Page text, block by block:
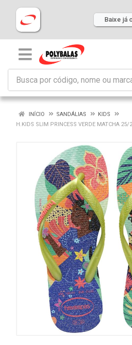
Baixe já
INÍCIO SANDÁLIAS
KIDS
H.KIDS SLIM PRINCESS VERDE MATCHA 25/